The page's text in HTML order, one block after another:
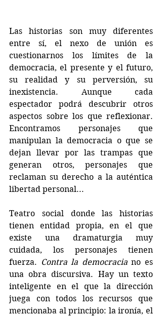
Las historias son muy diferentes
entre sí, el nexo de unión es
cuestionarnos los límites de la
democracia, el presente y el futuro,
su realidad y su perversión, su
inexistencia. Aunque cada
espectador podrá descubrir otros
aspectos sobre los que reflexionar.
Encontramos personajes que
manipulan la democracia o que se
dejan llevar por las trampas que
generan otros, personajes que
reclaman su derecho a la auténtica
libertad personal...
Teatro social donde las historias
tienen entidad propia, en el que
existe una dramaturgia muy
cuidada, los personajes tienen
fuerza. Contra la democracia no es
una obra discursiva. Hay un texto
inteligente en el que la dirección
juega con todos los recursos que
mencionaba al principio: la ironía, el